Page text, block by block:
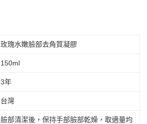
玫瑰水嫩臉部去角質凝膠
150ml
3年
台灣
臉部清潔後，保持手部臉部乾燥，取適量均